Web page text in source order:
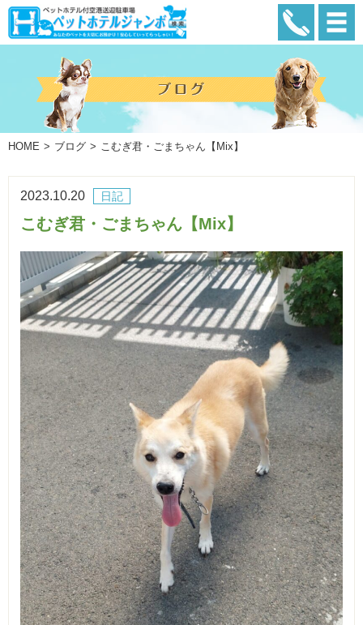
HOME ブログ こむぎ君・ごまちゃん【Mix】
日記
2023.10.20
こむぎ君・ごまちゃん【Mix】